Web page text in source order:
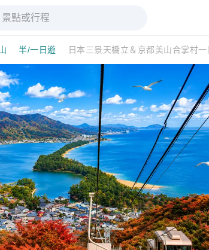
半/一日遊 日本三景天橋立＆京都美山合掌村